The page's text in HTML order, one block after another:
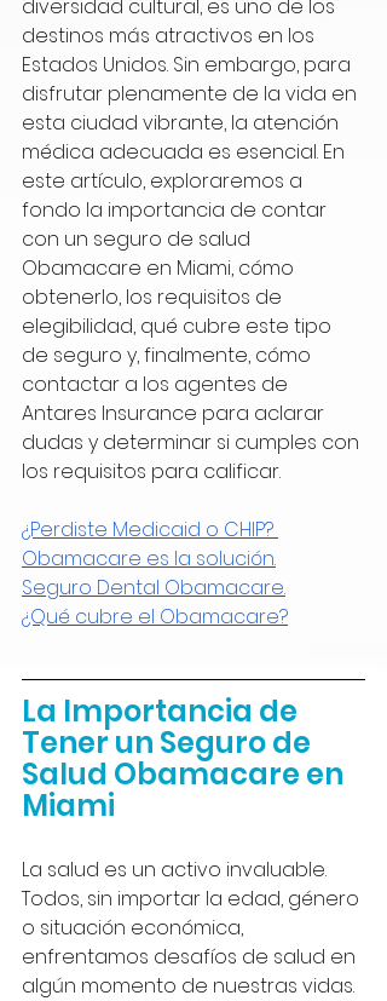
diversidad cultural, es uno de los
destinos más atractivos en los
Estados Unidos. Sin embargo, para
disfrutar plenamente de la vida en
esta ciudad vibrante, la atención
médica adecuada es esencial. En
este artículo, exploraremos a
fondo la importancia de contar
con un seguro de salud
Obamacare en Miami, cómo
obtenerlo, los requisitos de
elegibilidad, qué cubre este tipo
de seguro y, finalmente, cómo
contactar a los agentes de
Antares Insurance para aclarar
dudas y determinar si cumples con
los requisitos para calificar.
¿Perdiste Medicaid o CHIP?
Obamacare es la solución.
Seguro Dental Obamacare.
¿Qué cubre el Obamacare?
La Importancia de
Tener un Seguro de
Salud Obamacare en
Miami
La salud es un activo invaluable.
Todos, sin importar la edad, género
o situación económica,
enfrentamos desafíos de salud en
algún momento de nuestras vidas.